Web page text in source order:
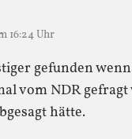
16:24 Uhr
gefunden
vom NDR gefragt
hätte.